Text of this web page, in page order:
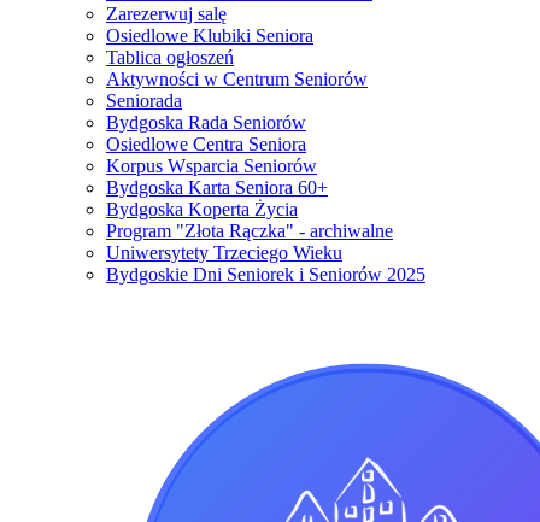
Zarezerwuj salę
Osiedlowe Klubiki Seniora
Tablica ogłoszeń
Aktywności w Centrum Seniorów
Seniorada
Bydgoska Rada Seniorów
Osiedlowe Centra Seniora
Korpus Wsparcia Seniorów
Bydgoska Karta Seniora 60+
Bydgoska Koperta Życia
Program "Złota Rączka" - archiwalne
Uniwersytety Trzeciego Wieku
Bydgoskie Dni Seniorek i Seniorów 2025